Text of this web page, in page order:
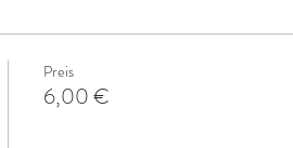
Preis
6,00 €